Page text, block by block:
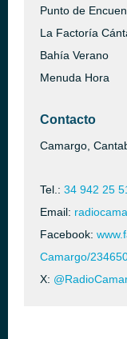
Punto de
La Factoría
Bahía Verano
Menuda Hora
Contacto
Camargo,
Tel.: 34 942 25
Email:
Facebook:
Camargo/
X: